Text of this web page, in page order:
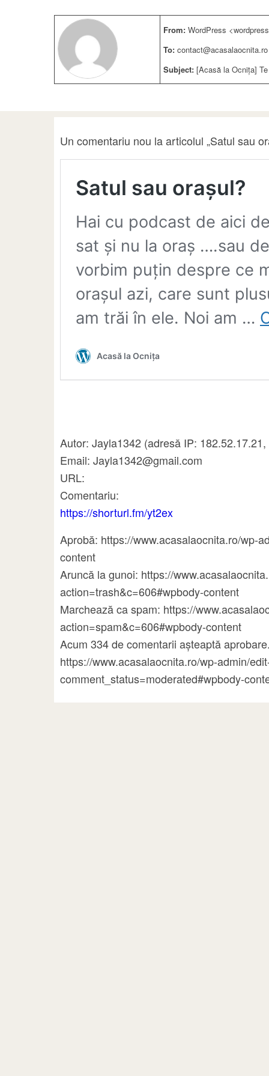
From: WordPress
To: contact@acasalaocnita.ro
Subject: [Acasă la Ocnița]
Un comentariu nou la articolul „Satul sau
Autor: Jayla1342 (adresă IP:
Email: Jayla1342@gmail.com
URL:
Comentariu:
https://shorturl.fm/yt2ex
Aprobă: https://www.acasalaocnita.ro/wp-
content
Aruncă la gunoi: https://
action=trash&c=606#wpbody-content
Marchează ca spam: https://
action=spam&c=606#wpbody-content
Acum 334 de comentarii așteaptă
https://www.acasalaocnita.ro/wp-admin/
comment_status=moderated#wpbody-